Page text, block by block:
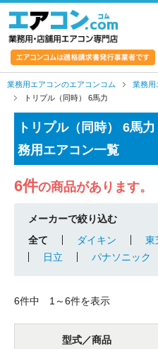
業務用エアコンのエアコンコム 業務用
トリプル（同時） 6馬力
トリプル（同時） 6馬
務用エアコン一覧
6件の商品があります。
メーカーで絞り込む
全て
ダイキン 東
日立
パナソニック
6件中 1～6件を表示
型式／商品